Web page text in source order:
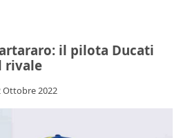
il pilota Ducati
rivale
Ottobre 2022